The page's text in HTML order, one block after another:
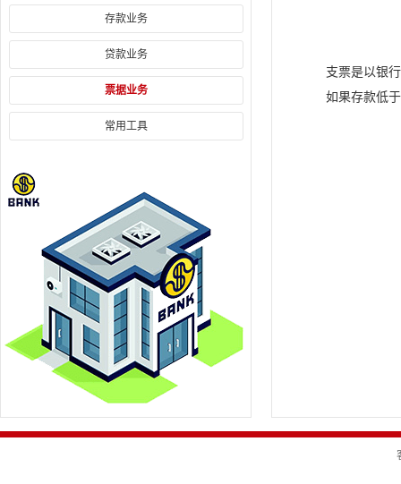
存款业务
贷款业务
票据业务
常用工具
支票是以银
如果存款低